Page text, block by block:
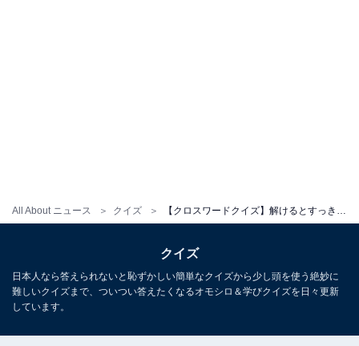
All About ニュース クイズ 【クロスワードクイズ】解けるとすっきり！ □に入るひらがなは？ ひんやりおいしいデザートがヒント
クイズ
日本人なら答えられないと恥ずかしい簡単なクイズから少し頭を使う絶妙に
難しいクイズまで、ついつい答えたくなるオモシロ＆学びクイズを日々更新
しています。